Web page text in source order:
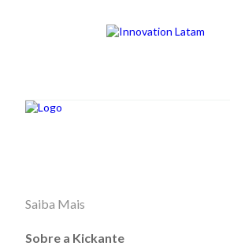
Saiba Mais
Sobre a Kickante